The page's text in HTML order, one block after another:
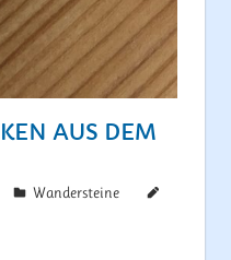
AUS DEM
Wandersteine